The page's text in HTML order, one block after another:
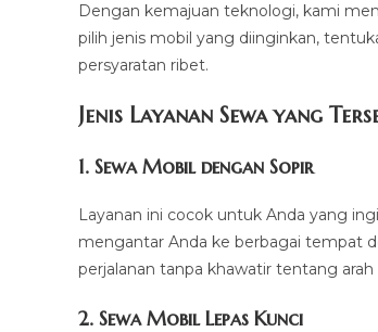
Dengan kemajuan teknologi, kami
pilih jenis mobil yang diinginkan,
persyaratan ribet.
Jenis Layanan Sewa yang
1. Sewa Mobil dengan Sopir
Layanan ini cocok untuk Anda yang
mengantar Anda ke berbagai tempat
perjalanan tanpa khawatir tentang arah
2. Sewa Mobil Lepas Kunci